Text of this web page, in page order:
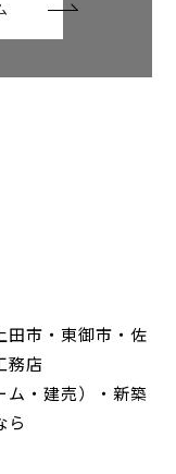
田市・東御市・佐
務店
ム・建売）・新築
ら